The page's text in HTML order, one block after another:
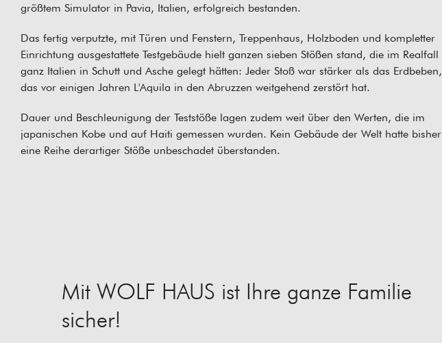
größtem Simulator in Pavia, Italien, erfolgreich bestanden.
Das fertig verputzte, mit Türen und Fenstern, Treppenhaus, Holzboden und kompletter
Einrichtung ausgestattete Testgebäude hielt ganzen sieben Stößen stand, die im Realfall
ganz Italien in Schutt und Asche gelegt hätten: Jeder Stoß war stärker als das Erdbeben,
das vor einigen Jahren L'Aquila in den Abruzzen weitgehend zerstört hat.
Dauer und Beschleunigung der Teststöße lagen zudem weit über den Werten, die im
japanischen Kobe und auf Haiti gemessen wurden. Kein Gebäude der Welt hatte bisher
eine Reihe derartiger Stöße unbeschadet überstanden.
Mit WOLF HAUS ist Ihre ganze Familie
sicher!